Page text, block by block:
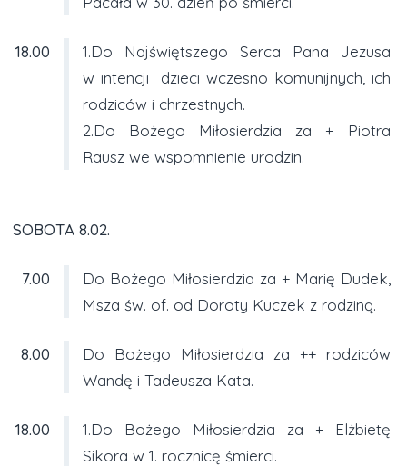
18.00
1.Do Najświętszego Serca Pana Jezusa
w intencji dzieci wczesno komunijnych, ich
rodziców i chrzestnych.
2.Do Bożego Miłosierdzia za + Piotra
Rausz we wspomnienie urodzin.
SOBOTA 8.02.
7.00
Do Bożego Miłosierdzia za + Marię Dudek,
Msza św. of. od Doroty Kuczek z rodziną.
8.00
Do Bożego Miłosierdzia za ++ rodziców
Wandę i Tadeusza Kata.
18.00
1.Do Bożego Miłosierdzia za + Elżbietę
Sikora w 1. rocznicę śmierci.